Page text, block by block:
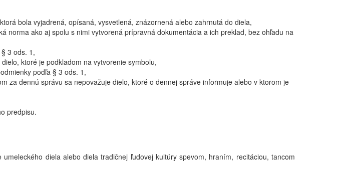
bola vyjadrená, opísaná, vysvetlená, znázornená alebo zahrnutá do diela,
norma ako aj spolu s nimi vytvorená prípravná dokumentácia a ich preklad, bez ohľadu na
3 ods. 1,
ktoré je podkladom na vytvorenie symbolu,
podľa § 3 ods. 1,
za dennú správu sa nepovažuje dielo, ktoré o dennej správe informuje alebo v ktorom je
predpisu.
diela alebo diela tradičnej ľudovej kultúry spevom, hraním, recitáciou, tancom